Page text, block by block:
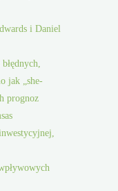
i Daniel
jak „she-
prognoz